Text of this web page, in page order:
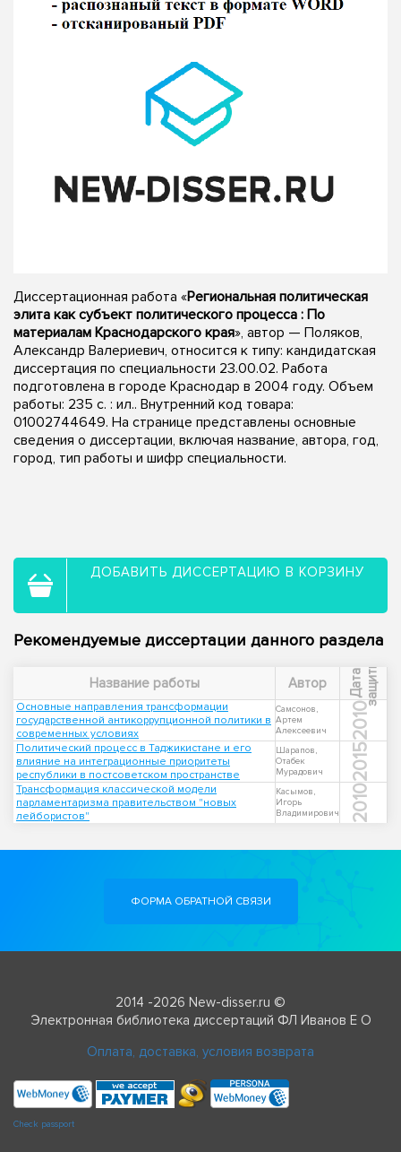
Диссертационная работа «Региональная политическая
элита как субъект политического процесса : По
материалам Краснодарского края», автор — Поляков,
Александр Валериевич, относится к типу: кандидатская
диссертация по специальности 23.00.02. Работа
подготовлена в городе Краснодар в 2004 году. Объем
работы: 235 с. : ил.. Внутренний код товара:
01002744649. На странице представлены основные
сведения о диссертации, включая название, автора, год,
город, тип работы и шифр специальности.
ДОБАВИТЬ ДИССЕРТАЦИЮ В КОРЗИНУ
Рекомендуемые диссертации данного раздела
Название работы Автор Д
а
т
а
з
а
щ
и
т ы
Основные направления трансформации
государственной антикоррупционной политики в
современных условиях
Самсонов,
Артем
Алексеевич
2010
Политический процесс в Таджикистане и его
влияние на интеграционные приоритеты
республики в постсоветском пространстве
Шарапов,
Отабек
Мурадович
2015
Трансформация классической модели
парламентаризма правительством "новых
лейбористов"
Касымов,
Игорь
Владимирович
2010
ФОРМА ОБРАТНОЙ СВЯЗИ
2014 -2026 New-disser.ru ©
Электронная библиотека диссертаций ФЛ Иванов Е О
Оплата, доставка, условия возврата
Check passport